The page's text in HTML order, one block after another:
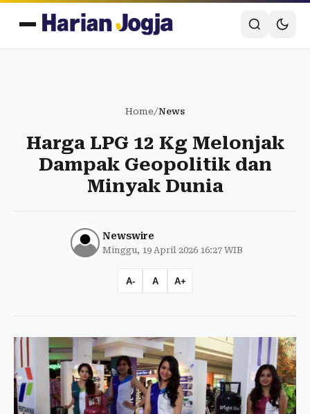
Home/News
Harga LPG 12 Kg Melonjak
Dampak Geopolitik dan
Minyak Dunia
Newswire
Minggu, 19 April 2026 16:27 WIB
A- A A+